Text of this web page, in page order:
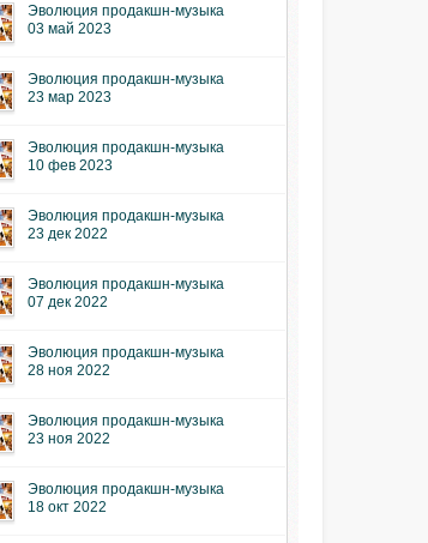
Эволюция продакшн-музыка
03 май 2023
Эволюция продакшн-музыка
23 мар 2023
Эволюция продакшн-музыка
10 фев 2023
Эволюция продакшн-музыка
23 дек 2022
Эволюция продакшн-музыка
07 дек 2022
Эволюция продакшн-музыка
28 ноя 2022
Эволюция продакшн-музыка
23 ноя 2022
Эволюция продакшн-музыка
18 окт 2022